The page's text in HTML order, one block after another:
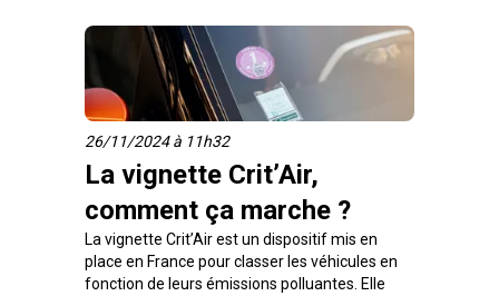
26/11/2024 à 11h32
La vignette Crit’Air,
comment ça marche ?
La vignette Crit’Air est un dispositif mis en
place en France pour classer les véhicules en
fonction de leurs émissions polluantes. Elle